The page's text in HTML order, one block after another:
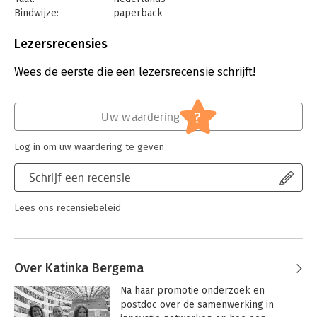
Bindwijze:
paperback
Uitgever:
Verschijningsdatum:
4-4-2024
Mens en maatschappij
Verandermanagement
Lezersrecensies
Wees de eerste die een lezersrecensie schrijft!
Schrijf een recensie
Lees ons recensiebeleid
Uw waardering ?
Log in om uw waardering te geven
Over Katinka Bergema
Na haar promotie onderzoek en
postdoc over de samenwerking in